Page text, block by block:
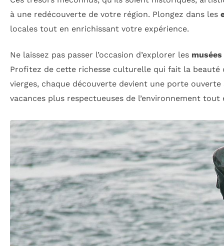
à une redécouverte de votre région. Plongez dans les
locales tout en enrichissant votre expérience.
Ne laissez pas passer l’occasion d’explorer les
Profitez de cette richesse culturelle qui fait la beauté
vierges, chaque découverte devient une porte
vacances plus respectueuses de l’environnement